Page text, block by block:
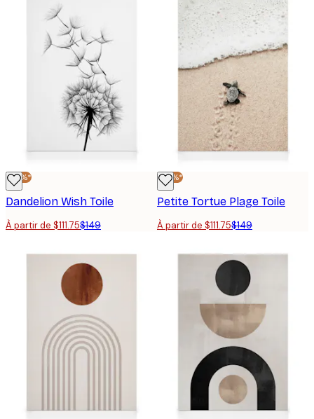
-25%*
Dandelion Wish Toile
À partir de $111.75$149
-25%*
Petite Tortue Plage Toile
À partir de $111.75$149